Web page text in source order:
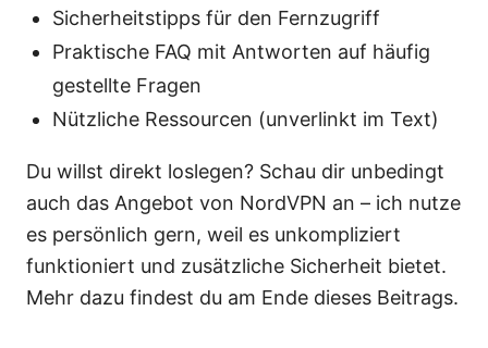
Sicherheitstipps für den Fernzugriff
Praktische FAQ mit Antworten auf häufig
gestellte Fragen
Nützliche Ressourcen (unverlinkt im Text)
Du willst direkt loslegen? Schau dir unbedingt
auch das Angebot von NordVPN an – ich nutze
es persönlich gern, weil es unkompliziert
funktioniert und zusätzliche Sicherheit bietet.
Mehr dazu findest du am Ende dieses Beitrags.